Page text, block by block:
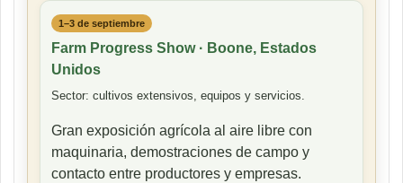
1–3 de septiembre
Farm Progress Show · Boone, Estados
Unidos
Sector: cultivos extensivos, equipos y servicios.
Gran exposición agrícola al aire libre con
maquinaria, demostraciones de campo y
contacto entre productores y empresas.